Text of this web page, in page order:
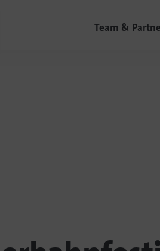
Team &